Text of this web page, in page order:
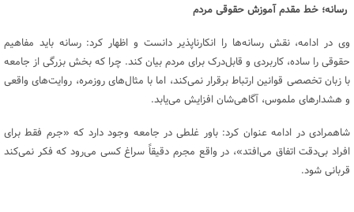
رسانه؛ خط مقدم آموزش حقوقی مردم
وی در ادامه، نقش رسانه‌ها را انکارناپذیر دانست و اظهار کرد: رسانه باید مفاهیم
حقوقی را ساده، کاربردی و قابل‌درک برای مردم بیان کند. چرا که بخش بزرگی از جامعه
با زبان تخصصی قوانین ارتباط برقرار نمی‌کند، اما با مثال‌های روزمره، روایت‌های واقعی
و هشدارهای ملموس، آگاهی‌شان افزایش می‌یابد.
شاهمرادی در ادامه عنوان کرد: باور غلطی در جامعه وجود دارد که «جرم فقط برای
افراد بی‌دقت اتفاق می‌افتد»، در واقع مجرم دقیقاً سراغ کسی می‌رود که فکر نمی‌کند
قربانی شود.